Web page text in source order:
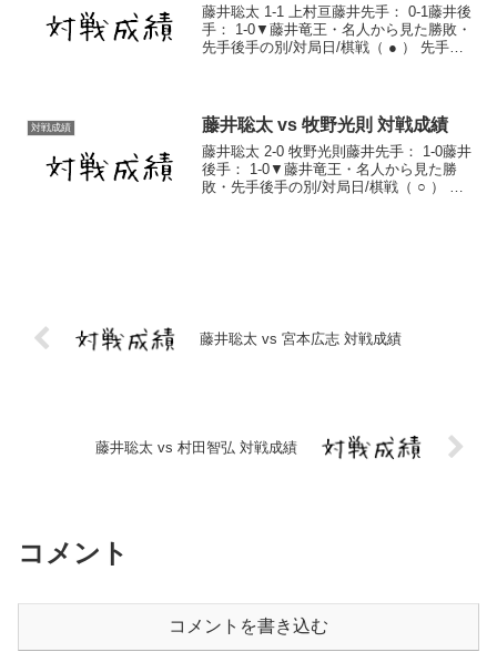
藤井聡太 1-1 上村亘藤井先手： 0-1藤井後
手： 1-0▼藤井竜王・名人から見た勝敗・
先手後手の別/対局日/棋戦（ ● ） 先手
対戦成績 藤井聡太 vs 牧野光則 対戦成績
藤井聡太 2-0 牧野光則藤井先手： 1-0藤井
後手： 1-0▼藤井竜王・名人から見た勝
敗・先手後手の別/対局日/棋戦（ ○ ） 後
藤井聡太 vs 宮本広志 対戦成績
藤井聡太 vs 村田智弘 対戦成績
コメント
コメントを書き込む